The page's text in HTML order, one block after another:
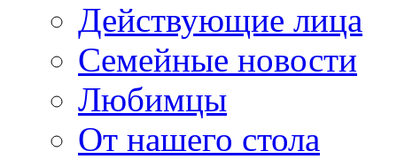
Действующие лица
Семейные новости
Любимцы
От нашего стола